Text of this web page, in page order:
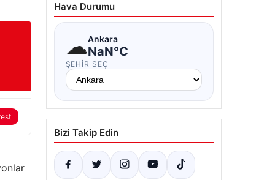
Hava Durumu
☁Ankara
NaN°C
ŞEHIR SEÇ
Bizi Takip Edin